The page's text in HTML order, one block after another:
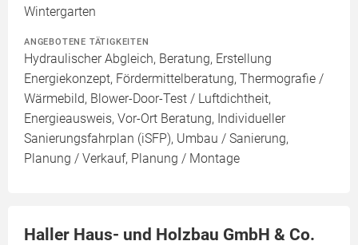
Wintergarten
ANGEBOTENE TÄTIGKEITEN
Hydraulischer Abgleich, Beratung, Erstellung
Energiekonzept, Fördermittelberatung, Thermografie /
Wärmebild, Blower-Door-Test / Luftdichtheit,
Energieausweis, Vor-Ort Beratung, Individueller
Sanierungsfahrplan (iSFP), Umbau / Sanierung,
Planung / Verkauf, Planung / Montage
Haller Haus- und Holzbau GmbH & Co.